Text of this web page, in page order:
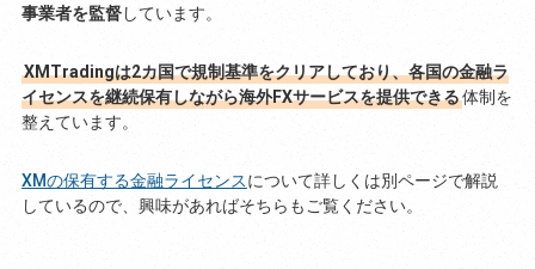
事業者を監督しています。
XMTradingは2カ国で規制基準をクリアしており、各国の金融ラ
イセンスを継続保有しながら海外FXサービスを提供できる体制を
整えています。
XMの保有する金融ライセンスについて詳しくは別ページで解説
しているので、興味があればそちらもご覧ください。